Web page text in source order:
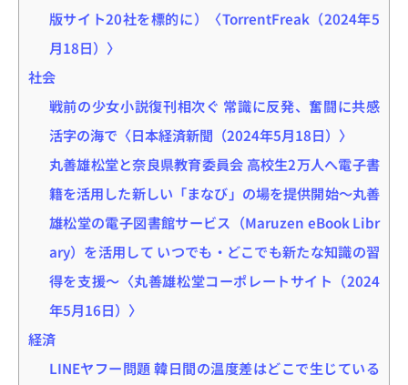
版サイト20社を標的に）〈TorrentFreak（2024年5
月18日）〉
社会
戦前の少女小説復刊相次ぐ 常識に反発、奮闘に共感
活字の海で〈日本経済新聞（2024年5月18日）〉
丸善雄松堂と奈良県教育委員会 高校生2万人へ電子書
籍を活用した新しい「まなび」の場を提供開始～丸善
雄松堂の電子図書館サービス（Maruzen eBook Libr
ary）を活用して いつでも・どこでも新たな知識の習
得を支援～〈丸善雄松堂コーポレートサイト（2024
年5月16日）〉
経済
LINEヤフー問題 韓日間の温度差はどこで生じている